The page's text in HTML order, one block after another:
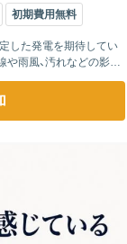
初期費用無料
した発電を期待してい
や雨風、汚れなどの影響
ナンスが重要になりま